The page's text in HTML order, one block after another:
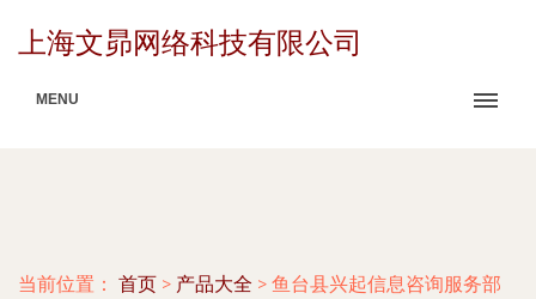
上海文昴网络科技有限公司
MENU
当前位置： 首页 > 产品大全 > 鱼台县兴起信息咨询服务部